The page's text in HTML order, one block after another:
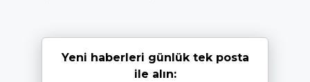
Yeni haberleri günlük tek posta
ile alın: